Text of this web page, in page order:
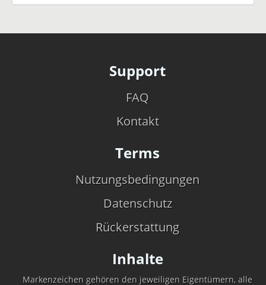
Support
FAQ
Kontakt
Terms
Nutzungsbedingungen
Datenschutz
Rückerstattung
Inhalte
Markenzeichen gehören den jeweiligen Eigentümern, alle